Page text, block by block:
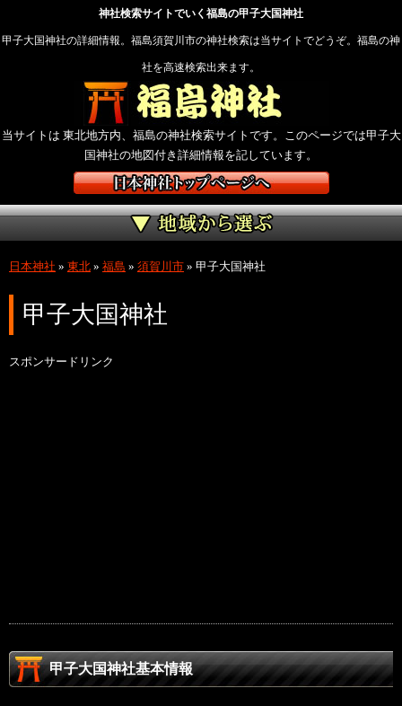
神社検索サイトでいく福島の甲子大国神社
甲子大国神社の詳細情報。福島須賀川市の神社検索は当サイトでどうぞ。福島の神
社を高速検索出来ます。
当サイトは 東北地方内、福島の神社検索サイトです。このページでは甲子大
国神社の地図付き詳細情報を記しています。
日本神社 » 東北 » 福島 » 須賀川市 » 甲子大国神社
甲子大国神社
スポンサードリンク
甲子大国神社基本情報